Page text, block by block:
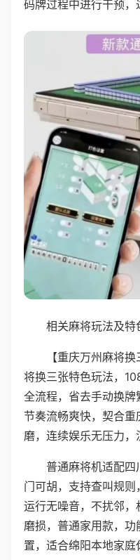
码牌过程中进行干预，
相关麻将玩法及特
【重庆万州麻将
将换三张特色玩法，
全流程，省去手动换牌
节奏流畅爽快，契合
磨，连续娱乐无压力，
普通麻将机适配
门可胡，支持查叫规则
运行无噪音，不扰邻
磨损，普通家用款，
置，适合绵阳本地家庭